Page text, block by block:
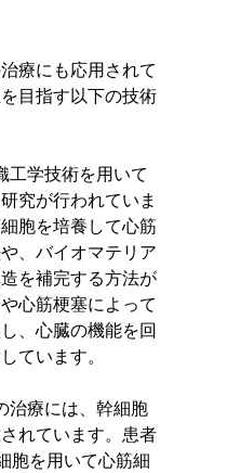
療にも応用されて
目指す以下の技術
工学技術を用いて
究が行われていま
胞を培養して心筋
、バイオマテリア
を補完する方法が
心筋梗塞によって
、心臓の機能を回
ています。
治療には、幹細胞
れています。患者
胞を用いて心筋細